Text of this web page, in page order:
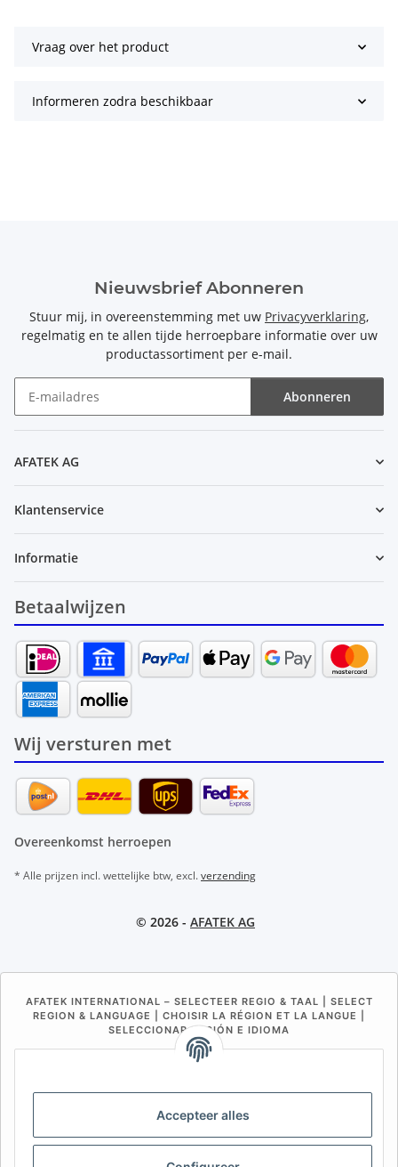
Accepteer alles
Vraag over het product
Informeren zodra beschikbaar
Nieuwsbrief Abonneren
Stuur mij, in overeenstemming met uw Privacyverklaring,
regelmatig en te allen tijde herroepbare informatie over uw
productassortiment per e-mail.
Abonneren
AFATEK AG
Klantenservice
Informatie
Betaalwijzen
Wij versturen met
Overeenkomst herroepen
* Alle prijzen incl. wettelijke btw, excl.verzending
© 2026 - AFATEK AG
AFATEK INTERNATIONAL – SELECTEER REGIO & TAAL | SELECT
REGION & LANGUAGE | CHOISIR LA RÉGION ET LA LANGUE |
SELECCIONAR REGIÓN E IDIOMA
CH (IT) BE (NL) BE (FR) NL
USA